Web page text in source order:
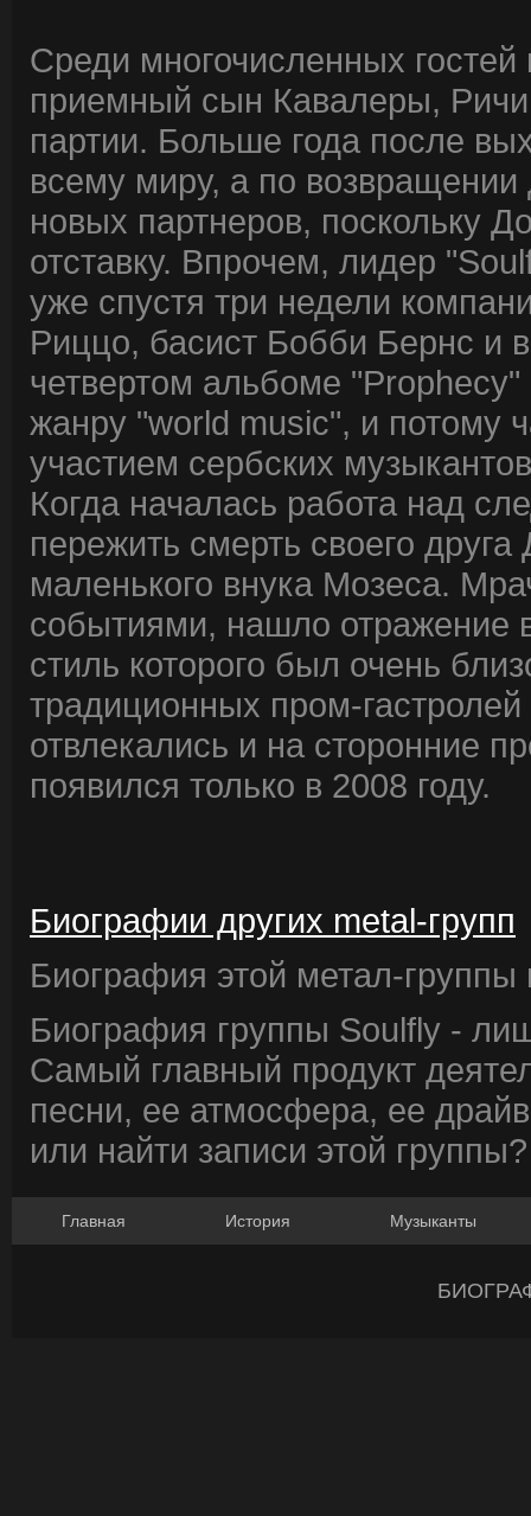
Среди многочисленных гостей
приемный сын Кавалеры,
партии. Больше года после
всему миру, а по
новых партнеров, поскольку
отставку. Впрочем, лидер
уже спустя три недели
Риццо, басист Бобби Бернс и
четвертом альбоме
жанру "world music", и потому
участием сербских
Когда началась работа над
пережить смерть своего
маленького внука Мозеса.
событиями, нашло отражение
стиль которого был очень
традиционных пром-
отвлекались и на сторонние
появился только в 2008 году.
Биографии других metal-групп
Биография этой метал-группы
Биография группы Soulfly -
Самый главный продукт
песни, ее атмосфера, ее
или найти записи этой группы?
Главная История Музыканты